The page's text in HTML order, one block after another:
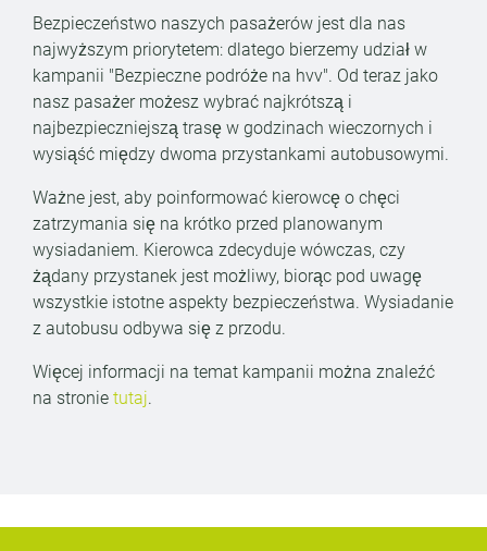
Bezpieczeństwo naszych pasażerów jest dla nas
najwyższym priorytetem: dlatego bierzemy udział w
kampanii "Bezpieczne podróże na hvv". Od teraz jako
nasz pasażer możesz wybrać najkrótszą i
najbezpieczniejszą trasę w godzinach wieczornych i
wysiąść między dwoma przystankami autobusowymi.
Ważne jest, aby poinformować kierowcę o chęci
zatrzymania się na krótko przed planowanym
wysiadaniem. Kierowca zdecyduje wówczas, czy
żądany przystanek jest możliwy, biorąc pod uwagę
wszystkie istotne aspekty bezpieczeństwa. Wysiadanie
z autobusu odbywa się z przodu.
Więcej informacji na temat kampanii można znaleźć
na stronie tutaj.